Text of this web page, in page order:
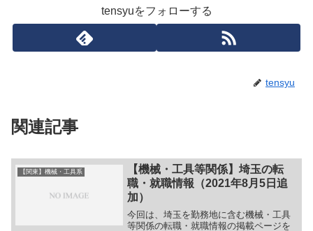
tensyuをフォローする
tensyu
関連記事
【関東】機械・工具系
【機械・工具等関係】埼玉の転
職・就職情報（2021年8月5日追
加）
今回は、埼玉を勤務地に含む機械・工具
等関係の転職・就職情報の掲載ページを